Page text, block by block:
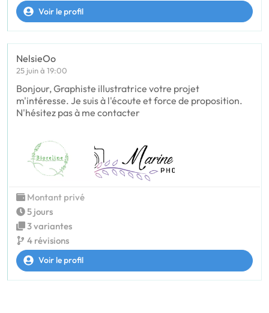
Voir le profil
NelsieOo
25 juin à 19:00
Bonjour, Graphiste illustratrice votre projet
m'intéresse. Je suis à l'écoute et force de proposition.
N'hésitez pas à me contacter
Montant privé
5 jours
3 variantes
4 révisions
Voir le profil